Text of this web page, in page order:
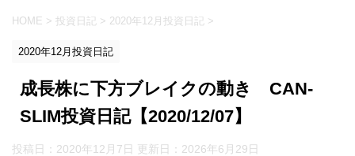
HOME > 投資日記 > 2020年12月投資日記 >
2020年12月投資日記
成長株に下方ブレイクの動き CAN-
SLIM投資日記【2020/12/07】
投稿日：2020年12月7日 更新日： 2026年6月29日